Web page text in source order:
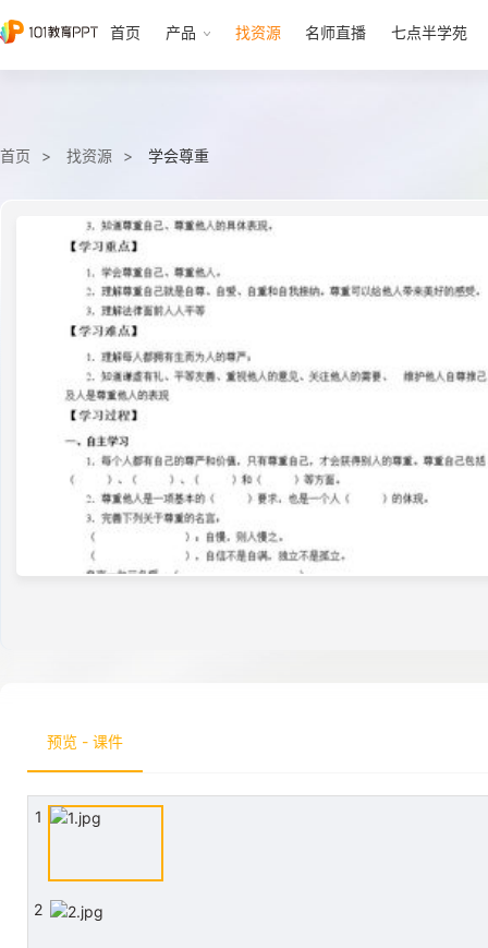
首页 产品 找资源 名师直播 七点半学苑
首页 找资源 学会尊重
预览 - 课件
1
2